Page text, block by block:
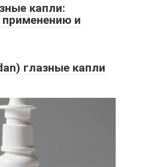
капли:
применению и
глазные капли